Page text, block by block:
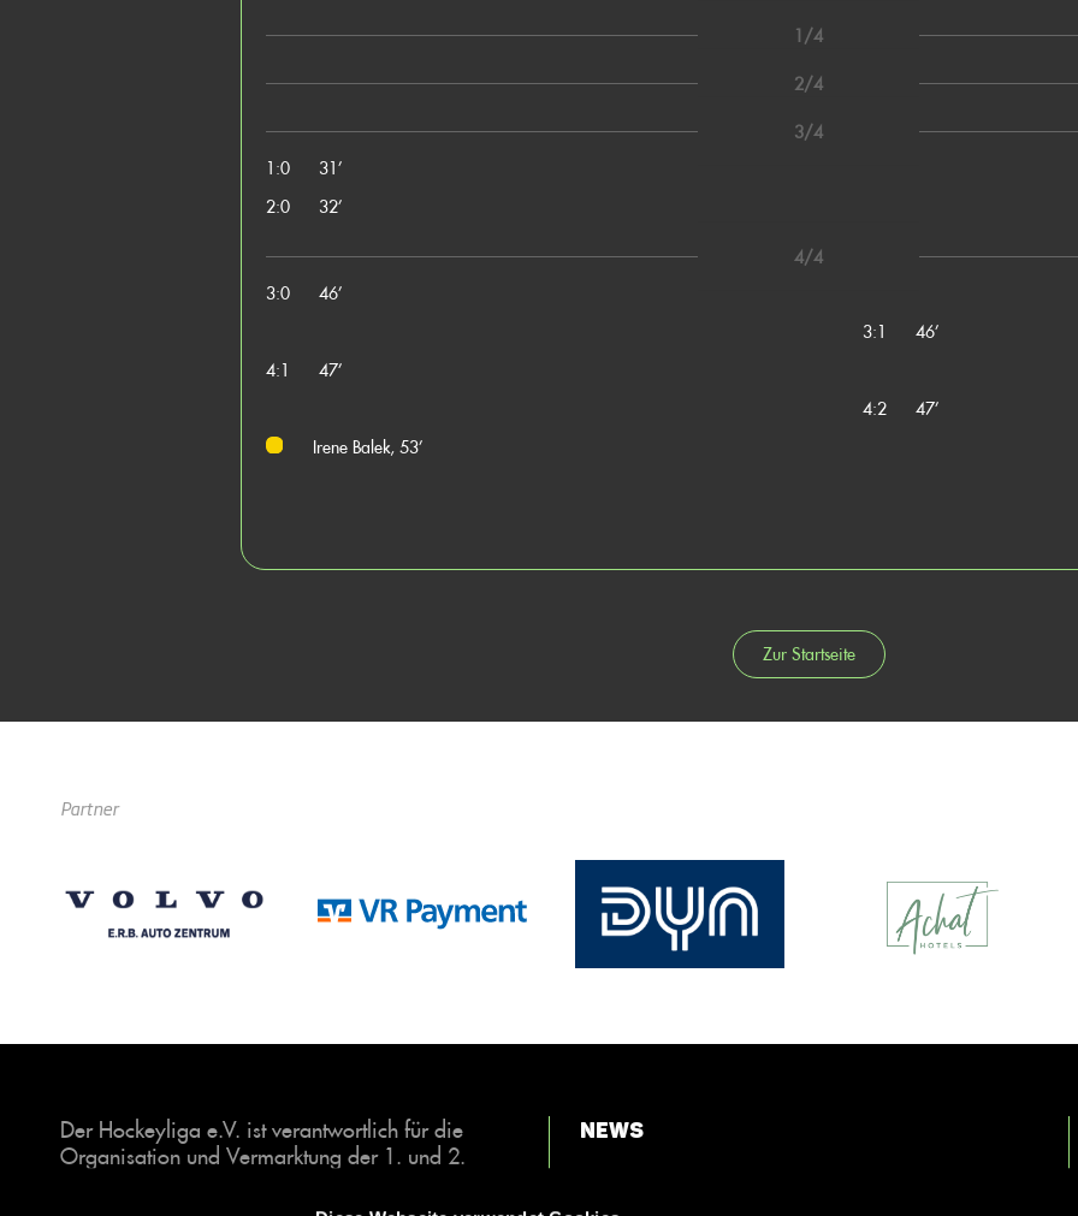
1/4
2/4
3/4
1:0
31’
2:0
32’
4/4
3:0
46’
3:1
46’
4:1
47’
4:2
47’
Irene Balek, 53’
Zur Startseite
Partner
Der Hockeyliga e.V. ist verantwortlich für die
Organisation und Vermarktung der 1. und 2.
Halle. Insgesamt sind über 60 Vereine unter dem
News